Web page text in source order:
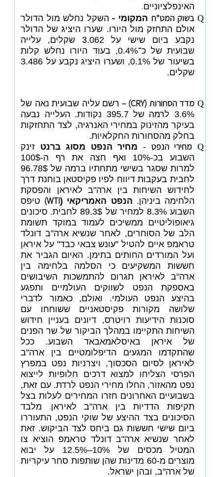
האינפלציוניים.
Q בשוק המט"ח המקומי - השקל נחלש מול הדולר
אולם התחזק מול היורו. שערו היציג של הדולר
נקבע ביום שישי על 3.062 שקלים, עלייה
שבועית של כ־0.4%, בעוד היורו נחלש קלות
בשיעור של 0.1%, ושערו היציג נקבע על 3.486
שקלים.
Q מדד הסחורות (CRY
) – רשם עליה שבועית נאה של
3.6% לרמה של 395.7 נקודות. העלייה נבעה
בעיקר מהזינוק במחירי האנרגיה, לצד התחזקות
בחלק מהסחורות החקלאיות.
Q מחירי הנפט - מחיר הנפט מסוג ברנט זינק
השבוע בכ-10% ואף חצה את רף ה-100$
למרות שסגר בשישי מתחתיו ברמה של 96.78$
לחבית בעקבות דיווח לפיו פקיסטאן בוחנת דרך
לחידוש השיחות בין ארה"ב לאיראן והפסקת
הלחימה ביניהן. הנפט האמריקאי (WTI
) טיפס
השבוע 8.3% למחיר של 89.3$ לחבית.
סיכונים
גיאופוליטיים ממשיכים לעמוד במוקד תשומת
הלב של הסוחרים, לאחר שנשיא ארה"ב דונלד
טראמפ איים להטיל "עונש צבאי כבד" על איראן
ועל המורדים החותים בתימן. האיום הגביר את
חששות המשקיעים כי הסלמה בלחימה בין
ארה"ב לאיראן תגרום להתמשכות השיבושים
באספקת הנפט לשווקים העולמיים ותפגע
בהיצע הנפט העולמי. ואולם, כאמור לדברי
שלושה מקורות פקיסטאניים ששוחחו עם
סוכנות הידיעות רויטרס, דיונים בעניין חידוש
השיחות התקיימו במהלך הביקור של שר הפנים
של איראן באיסלאמאבאד השבוע. ככל
שהתקדמו המגעים הדיפלומטיים בין ארה"ב
לאיראן לסיום הסכסוך, ויצרניות נפט במפרץ
הפרסי הצליחו למצוא דרכים חלופיות לייצוא
נפט מהאזור, החלו מחירי הנפט לרדת. עם זאת,
בשבועיים האחרונים חזרו המחירים לעלות בצל
תקיפות הדדיות בין ארה"ב לאיראן.
מלבד
הסיכונים בצד ההיצע של שוקי הנפט, התעוררו
ביום שישי חששות גם ביחס לצד הביקוש. זאת
לאחר שנשיא ארה"ב דונלד טראמפ הוציא צו
המטיל מכסים של 10%–12.5% על יבוא
מוצרים מ-60 מדינות שהן שותפות סחר עיקריות
של ארה"ב, ובהן ישראל.